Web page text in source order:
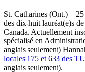
St. Catharines (Ont.) –
des dix-huit lauréat(e)s
Canada. Actuellement
spécialisé en
anglais seulement)
locales 175 et 633 des
anglais seulement).